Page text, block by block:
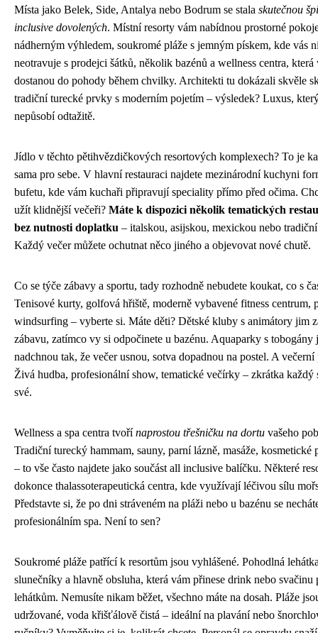
Místa jako Belek, Side, Antalya nebo Bodrum se stala skutečnou
inclusive dovolených. Místní resorty vám nabídnou prostorné
nádherným výhledem, soukromé pláže s jemným pískem, kde vás
neotravuje s prodejci šátků, několik bazénů a wellness centra, která
dostanou do pohody během chvilky. Architekti tu dokázali skvěle
tradiční turecké prvky s moderním pojetím – výsledek? Luxus,
nepůsobí odtažitě.
Jídlo v těchto pětihvězdičkových resortových komplexech? To je
sama pro sebe. V hlavní restauraci najdete mezinárodní kuchyni
bufetu, kde vám kuchaři připravují speciality přímo před očima.
užít klidnější večeři? Máte k dispozici několik tematických
bez nutnosti doplatku – italskou, asijskou, mexickou nebo
Každý večer můžete ochutnat něco jiného a objevovat nové chutě.
Co se týče zábavy a sportu, tady rozhodně nebudete koukat, co s
Tenisové kurty, golfová hřiště, moderně vybavené fitness centrum,
windsurfing – vyberte si. Máte děti? Dětské kluby s animátory jim
zábavu, zatímco vy si odpočinete u bazénu. Aquaparky s tobogány
nadchnou tak, že večer usnou, sotva dopadnou na postel. A večerní
Živá hudba, profesionální show, tematické večírky – zkrátka každý
své.
Wellness a spa centra tvořínaprostou třešničku na dortu vašeho
Tradiční turecký hammam, sauny, parní lázně, masáže, kosmetické
– to vše často najdete jako součást all inclusive balíčku. Některé
dokonce thalassoterapeutická centra, kde využívají léčivou sílu
Představte si, že po dni stráveném na pláži nebo u bazénu se
profesionálním spa. Není to sen?
Soukromé pláže patřící k resortům jsou vyhlášené. Pohodlná
slunečníky a hlavně obsluha, která vám přinese drink nebo svačinu
lehátkům. Nemusíte nikam běžet, všechno máte na dosah. Pláže
udržované, voda křišťálově čistá – ideální na plavání nebo